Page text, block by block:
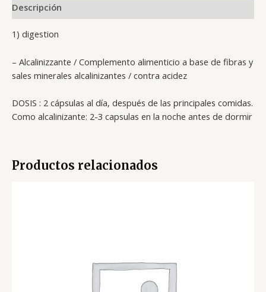
Descripción
1) digestion
– Alcalinizzante / Complemento alimenticio a base de fibras y
sales minerales alcalinizantes / contra acidez
DOSIS : 2 cápsulas al día, después de las principales comidas.
Como alcalinizante: 2-3 capsulas en la noche antes de dormir
Productos relacionados